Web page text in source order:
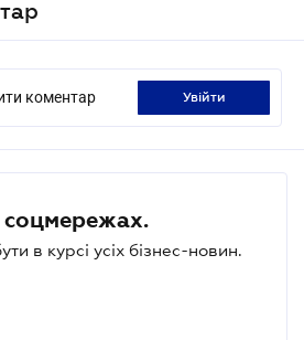
коментар увійти
соцмережах.
в курсі усіх бізнес-новин.